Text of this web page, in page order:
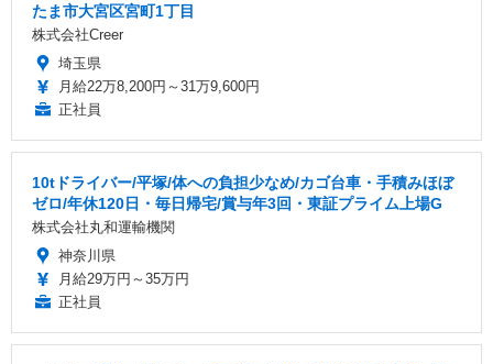
たま市大宮区宮町1丁目
株式会社Creer
埼玉県
月給22万8,200円～31万9,600円
正社員
10tドライバー/平塚/体への負担少なめ/カゴ台車・手積みほぼ
ゼロ/年休120日・毎日帰宅/賞与年3回・東証プライム上場G
株式会社丸和運輸機関
神奈川県
月給29万円～35万円
正社員